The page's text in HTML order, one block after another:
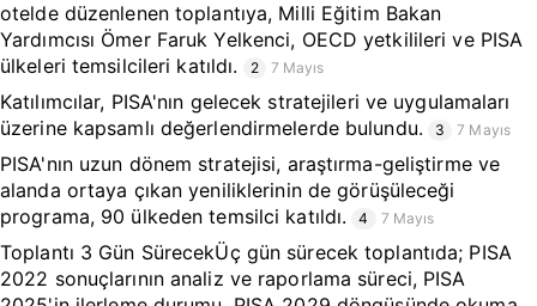
otelde düzenlenen toplantıya, Milli Eğitim Bakan
Yardımcısı Ömer Faruk Yelkenci, OECD yetkilileri ve PISA
ülkeleri temsilcileri katıldı.
2 7 Mayıs
Katılımcılar, PISA'nın gelecek stratejileri ve uygulamaları
üzerine kapsamlı değerlendirmelerde bulundu.
3 7 Mayıs
PISA'nın uzun dönem stratejisi, araştırma-geliştirme ve
alanda ortaya çıkan yeniliklerinin de görüşüleceği
programa, 90 ülkeden temsilci katıldı.
4 7 Mayıs
Toplantı 3 Gün SürecekÜç gün sürecek toplantıda; PISA
2022 sonuçlarının analiz ve raporlama süreci, PISA